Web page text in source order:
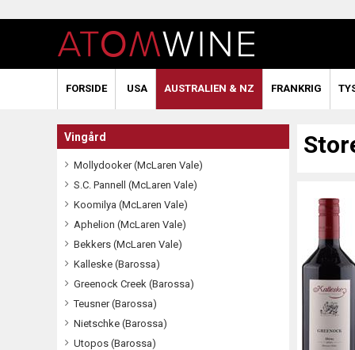
FORSIDE USA AUSTRALIEN & NZ FRANKRIG
Vingård
Mollydooker (McLaren Vale)
S.C. Pannell (McLaren Vale)
Koomilya (McLaren Vale)
Aphelion (McLaren Vale)
Bekkers (McLaren Vale)
Kalleske (Barossa)
Greenock Creek (Barossa)
Teusner (Barossa)
Nietschke (Barossa)
Utopos (Barossa)